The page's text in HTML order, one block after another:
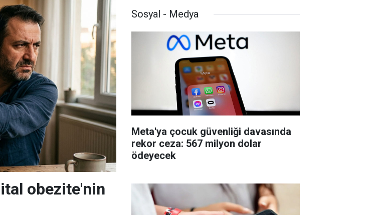
obezite'nin
Sosyal - Medya
Meta'ya çocuk güvenliği davasında
rekor ceza: 567 milyon dolar
ödeyecek